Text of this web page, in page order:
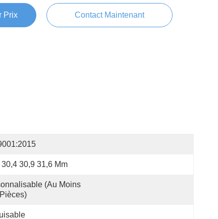
Prix Contact Maintenant
30,4 30,9 31,6 Mm
(au Moins